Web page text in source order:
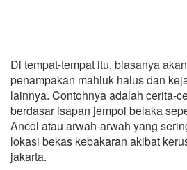
Di tempat-tempat itu, biasanya
penampakan mahluk halus dan
lainnya. Contohnya adalah cerita-
berdasar isapan jempol belaka
Ancol atau arwah-arwah yang
lokasi bekas kebakaran akibat
jakarta.